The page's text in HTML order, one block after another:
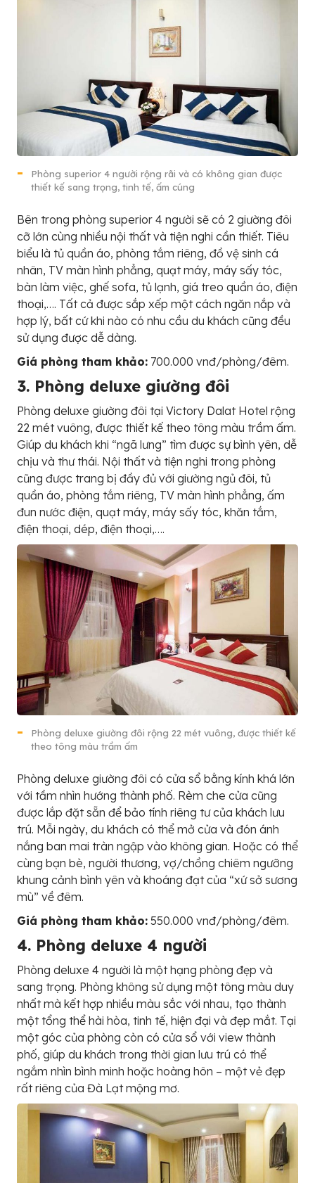
Phòng superior 4 người rộng rãi và có không gian được
thiết kế sang trọng, tinh tế, ấm cúng
Bên trong phòng superior 4 người sẽ có 2 giường đôi
cỡ lớn cùng nhiều nội thất và tiện nghi cần thiết. Tiêu
biểu là tủ quần áo, phòng tắm riêng, đồ vệ sinh cá
nhân, TV màn hình phẳng, quạt máy, máy sấy tóc,
bàn làm việc, ghế sofa, tủ lạnh, giá treo quần áo, điện
thoại,…. Tất cả được sắp xếp một cách ngăn nắp và
hợp lý, bất cứ khi nào có nhu cầu du khách cũng đều
sử dụng được dễ dàng.
Giá phòng tham khảo: 700.000 vnđ/phòng/đêm.
3. Phòng deluxe giường đôi
Phòng deluxe giường đôi tại Victory Dalat Hotel rộng
22 mét vuông, được thiết kế theo tông màu trầm ấm.
Giúp du khách khi “ngã lưng” tìm được sự bình yên, dễ
chịu và thư thái. Nội thất và tiện nghi trong phòng
cũng được trang bị đầy đủ với giường ngủ đôi, tủ
quần áo, phòng tắm riêng, TV màn hình phẳng, ấm
đun nước điện, quạt máy, máy sấy tóc, khăn tắm,
điện thoại, dép, điện thoại,….
Phòng deluxe giường đôi rộng 22 mét vuông, được thiết kế
theo tông màu trầm ấm
Phòng deluxe giường đôi có cửa sổ bằng kính khá lớn
với tầm nhìn hướng thành phố. Rèm che cửa cũng
được lắp đặt sẵn để bảo tính riêng tư của khách lưu
trú. Mỗi ngày, du khách có thể mở cửa và đón ánh
nắng ban mai tràn ngập vào không gian. Hoặc có thể
cùng bạn bè, người thương, vợ/chồng chiêm ngưỡng
khung cảnh bình yên và khoáng đạt của “xứ sở sương
mù” về đêm.
Giá phòng tham khảo: 550.000 vnđ/phòng/đêm.
4. Phòng deluxe 4 người
Phòng deluxe 4 người là một hạng phòng đẹp và
sang trọng. Phòng không sử dụng một tông màu duy
nhất mà kết hợp nhiều màu sắc với nhau, tạo thành
một tổng thể hài hòa, tinh tế, hiện đại và đẹp mắt. Tại
một góc của phòng còn có cửa sổ với view thành
phố, giúp du khách trong thời gian lưu trú có thể
ngắm nhìn bình minh hoặc hoàng hôn – một vẻ đẹp
rất riêng của Đà Lạt mộng mơ.